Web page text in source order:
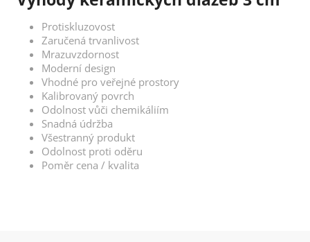
Protiskluzovost
Zaručená trvanlivost
Mrazuvzdornost
Moderní design
Vhodné pro veřejné prostory
Kalibrovaný povrch
Odolnost vůči chemikáliím
Snadná údržba
Všestranný produkt
Odolnost proti oděru
Poměr cena / kvalita